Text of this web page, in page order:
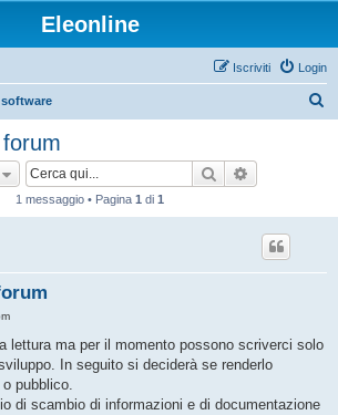
Eleonline
Login
Iscriviti
Cerca
1 messaggio • Pagina 1 di 1
lettura ma per il momento possono scriverci solo
In seguito si deciderà se renderlo
pubblico.
di scambio di informazioni e di documentazione